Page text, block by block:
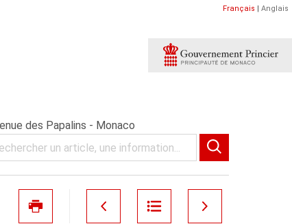
Français | Anglais
des Papalins - Monaco